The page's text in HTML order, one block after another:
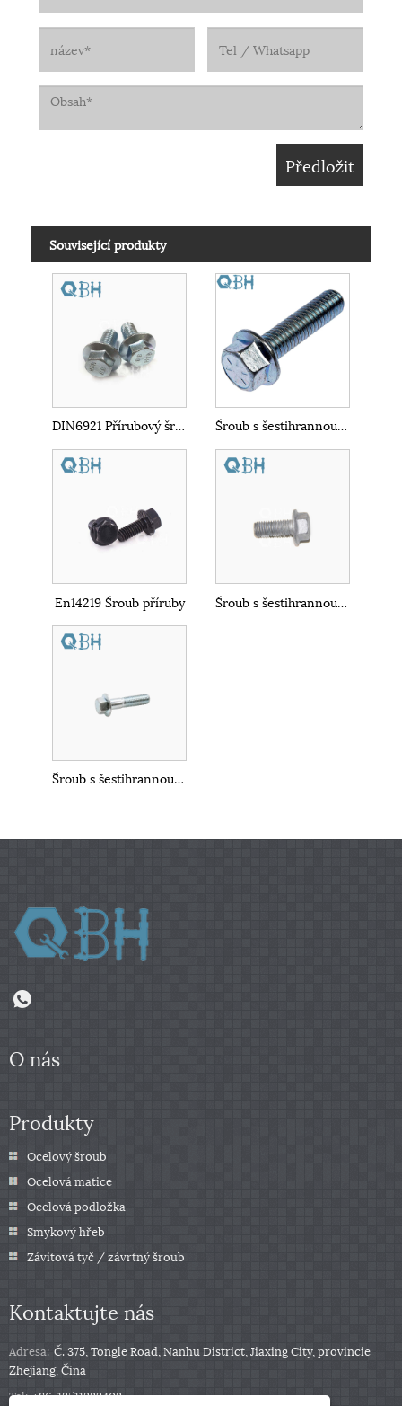
Související produkty
DIN6921 Přírubový šroub se šestihrannou hlavou Šroub s šestihrannou přírubou
En14219 Šroub příruby Šroub s šestihrannou přírubou DIN6921
Šroub s šestihrannou přírubou DIN6921
O nás
Produkty
Ocelový šroub
Ocelová matice
Ocelová podložka
Smykový hřeb
Závitová tyč / závrtný šroub
Kontaktujte nás
Adresa: Č. 375, Tongle Road, Nanhu District, Jiaxing City, provincie
Zhejiang, Čína
Tel: +86-13511332403